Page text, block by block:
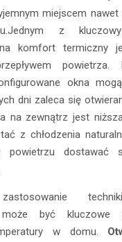
miejscem
z
na komfort termiczny
powietrza.
okna
dni zaleca się
na zewnątrz jest
z chłodzenia
powietrzu
może być kluczowe
w domu.